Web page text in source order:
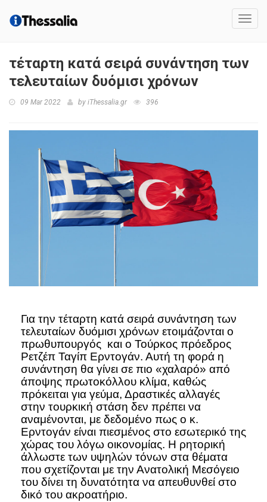
τέταρτη κατά σειρά συνάντηση των
τελευταίων δυόμισι χρόνων
09 Mar 2022 by iThessalia.gr 396
Για την τέταρτη κατά σειρά συνάντηση των
τελευταίων δυόμισι χρόνων ετοιμάζονται ο
πρωθυπουργός και ο Τούρκος πρόεδρος
Ρετζέπ Ταγίπ Ερντογάν. Αυτή τη φορά η
συνάντηση θα γίνει σε πιο «χαλαρό» από
άποψης πρωτοκόλλου κλίμα, καθώς
πρόκειται για γεύμα, Δραστικές αλλαγές
στην τουρκική στάση δεν πρέπει να
αναμένονται, με δεδομένο πως ο κ.
Ερντογάν είναι πιεσμένος στο εσωτερικό της
χώρας του λόγω οικονομίας. Η ρητορική
άλλωστε των υψηλών τόνων στα θέματα
που σχετίζονται με την Ανατολική Μεσόγειο
του δίνει τη δυνατότητα να απευθυνθεί στο
δικό του ακροατήριο.